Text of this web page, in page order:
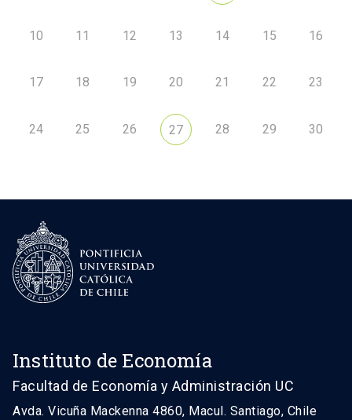
10 11 12 13 14 15 16
17 18 19 20 21 22 23
24 25 26 27 28 29 30
Instituto de Economía
Facultad de Economía y Administración UC
Avda. Vicuña Mackenna 4860, Macul. Santiago, Chile